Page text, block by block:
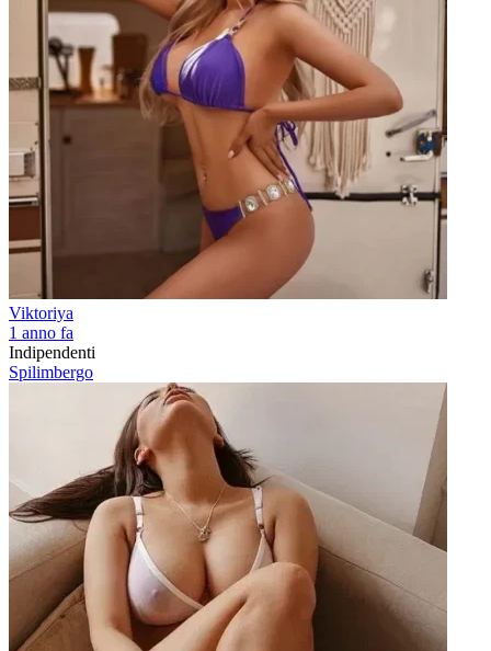
Viktoriya
1 anno fa
Indipendenti
Spilimbergo